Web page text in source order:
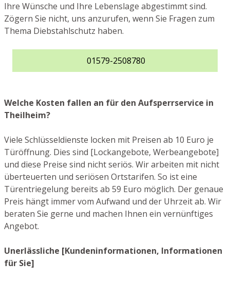
Ihre Wünsche und Ihre Lebenslage abgestimmt sind.
Zögern Sie nicht, uns anzurufen, wenn Sie Fragen zum
Thema Diebstahlschutz haben.
01579-2508780
Welche Kosten fallen an für den Aufsperrservice in
Theilheim?
Viele Schlüsseldienste locken mit Preisen ab 10 Euro je
Türöffnung. Dies sind [Lockangebote, Werbeangebote]
und diese Preise sind nicht seriös. Wir arbeiten mit nicht
überteuerten und seriösen Ortstarifen. So ist eine
Türentriegelung bereits ab 59 Euro möglich. Der genaue
Preis hängt immer vom Aufwand und der Uhrzeit ab. Wir
beraten Sie gerne und machen Ihnen ein vernünftiges
Angebot.
Unerlässliche [Kundeninformationen, Informationen
für Sie]